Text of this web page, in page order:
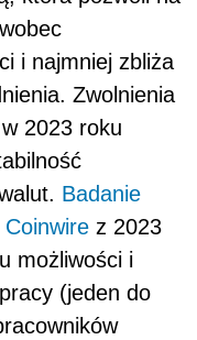
i najmniej zbliża
Zwolnienia
2023 roku
Badanie
z 2023
możliwości i
(jeden do